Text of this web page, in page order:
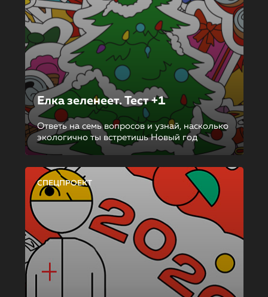
Елка зеленеет. Тест +1
Ответь на семь вопросов и узнай, насколько
экологично ты встретишь Новый год
СПЕЦПРОЕКТ